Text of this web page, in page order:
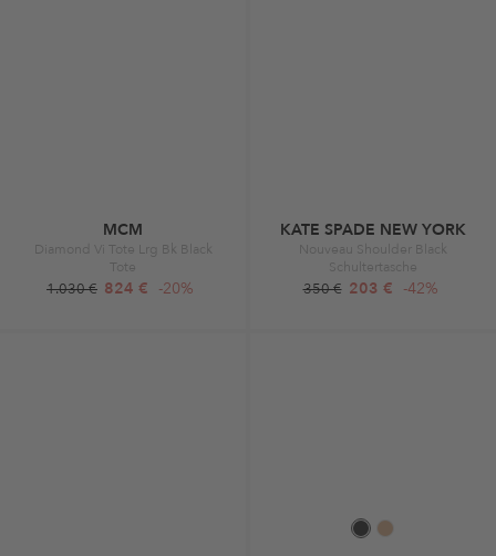
MCM
Diamond Vi Tote Lrg Bk Black
Tote
1.030 € 824 € -20%
KATE SPADE NEW YORK
Nouveau Shoulder Black
Schultertasche
350 € 203 € -42%